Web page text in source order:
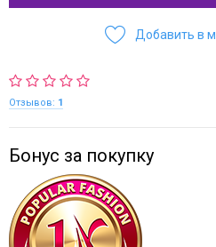
Добавить в
Отзывов: 1
Бонус за покупку